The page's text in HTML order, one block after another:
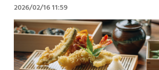
2026/02/16 11:59